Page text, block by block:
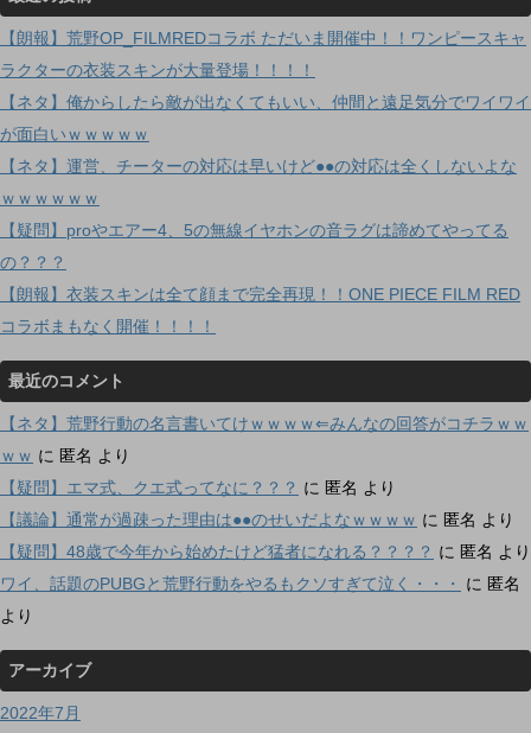
【朗報】荒野OP_FILMREDコラボ ただいま開催中！！ワンピースキャ
ラクターの衣装スキンが大量登場！！！！
【ネタ】俺からしたら敵が出なくてもいい、仲間と遠足気分でワイワイ
が面白いｗｗｗｗｗ
【ネタ】運営、チーターの対応は早いけど●●の対応は全くしないよな
ｗｗｗｗｗｗ
【疑問】proやエアー4、5の無線イヤホンの音ラグは諦めてやってる
の？？？
【朗報】衣装スキンは全て顔まで完全再現！！ONE PIECE FILM RED
コラボまもなく開催！！！！
最近のコメント
【ネタ】荒野行動の名言書いてけｗｗｗｗ⇐みんなの回答がコチラｗｗ
ｗｗ に 匿名 より
【疑問】エマ式、クエ式ってなに？？？ に 匿名 より
【議論】通常が過疎った理由は●●のせいだよなｗｗｗｗ に 匿名 より
【疑問】48歳で今年から始めたけど猛者になれる？？？？ に 匿名 より
ワイ、話題のPUBGと荒野行動をやるもクソすぎて泣く・・・
に 匿名
より
アーカイブ
2022年7月